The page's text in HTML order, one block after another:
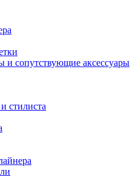
сопутствующие аксессуары
стилиста